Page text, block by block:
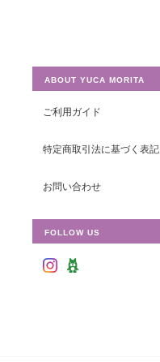
ABOUT YUCA MORITA
ご利用ガイド
特定商取引法に基づく表記
お問い合わせ
FOLLOW US